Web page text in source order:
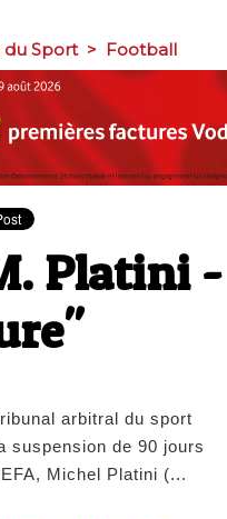
Sport > Football
Platini
arbitral du sport
suspension de 90 jours
Michel Platini (...